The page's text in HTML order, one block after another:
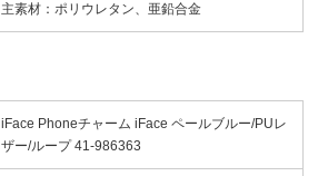
主素材：ポリウレタン、亜鉛合金
iFace Phoneチャーム iFace ペールブルー/PUレ
ザー/ループ 41-986363